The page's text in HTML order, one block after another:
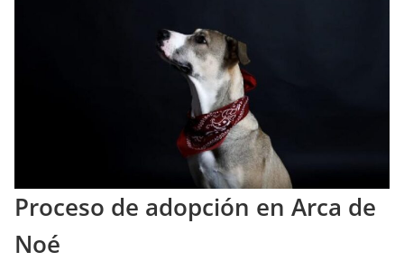
Proceso de adopción en Arca de
Noé